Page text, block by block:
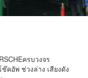
ครบวงจร
คอัพ ช่วงล่าง เสียงดัง